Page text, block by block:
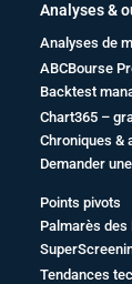
Analyses &
Analyses de
ABCBourse
Backtest
Chart365 –
Chroniques &
Demander
Points pivots
Palmarès des
Tendances